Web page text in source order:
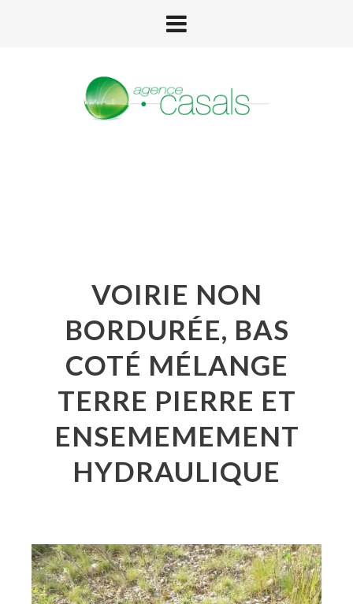
VOIRIE NON
BORDURÉE, BAS
COTÉ MÉLANGE
TERRE PIERRE ET
ENSEMEMEMENT
HYDRAULIQUE